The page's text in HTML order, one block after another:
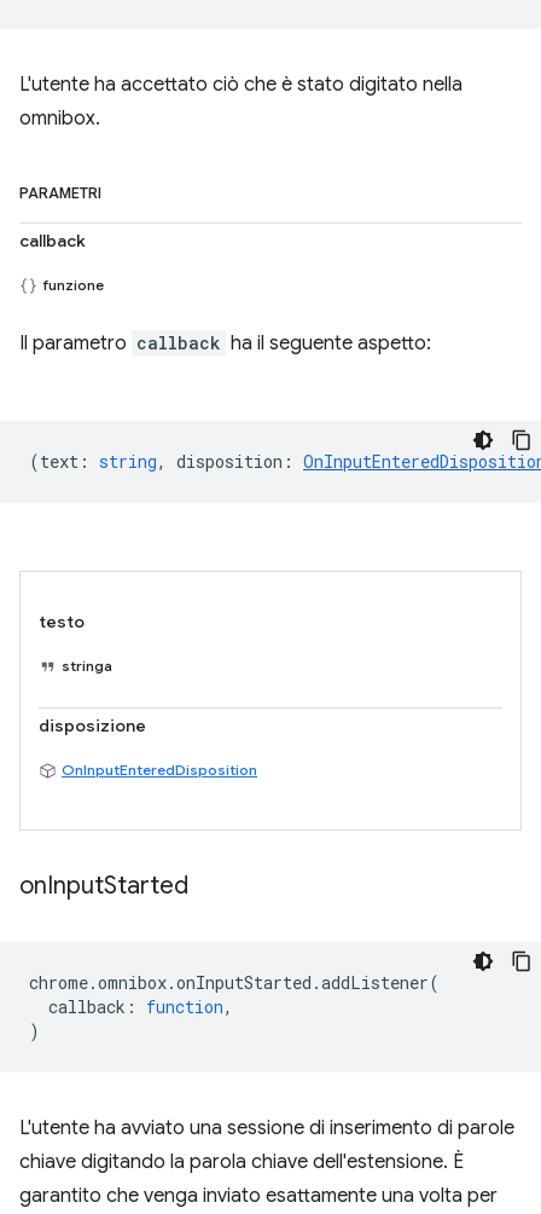
L'utente ha accettato ciò che è stato digitato nella
omnibox.
PARAMETRI
callback
funzione
Il parametro callback ha il seguente aspetto:
(text : string, disposition :
testo
stringa
disposizione
OnInputEnteredDisposition
onInputStarted
chrome.omnibox.onInputStarted .addListener(
callback : function,
)
L'utente ha avviato una sessione di inserimento di parole
chiave digitando la parola chiave dell'estensione. È
garantito che venga inviato esattamente una volta per